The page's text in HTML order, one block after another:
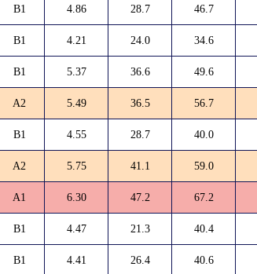
B1 4.86 28.7 46.7
B1 4.21 24.0 34.6
B1 5.37 36.6 49.6
A2 5.49 36.5 56.7
B1 4.55 28.7 40.0
A2 5.75 41.1 59.0
A1 6.30 47.2 67.2
B1 4.47 21.3 40.4
B1 4.41 26.4 40.6